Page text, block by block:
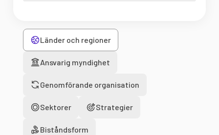
Länder och regioner
Ansvarig myndighet
Genomförande organisation
Sektorer Strategier
Biståndsform